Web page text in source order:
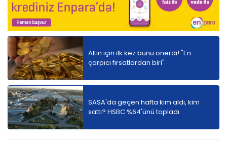
Altın için ilk kez bunu önerdi! "En
çarpıcı fırsatlardan biri"
SASA'da geçen hafta kim aldı, kim
sattı? HSBC %64'ünü topladı